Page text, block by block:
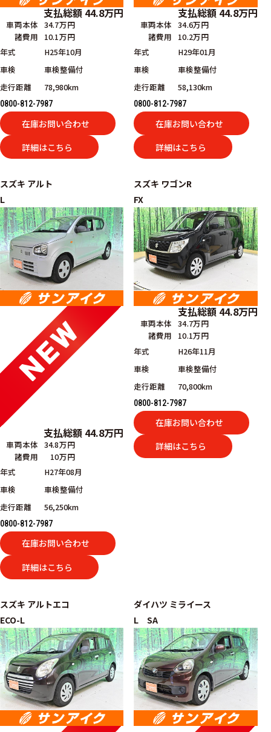
支払総額 44.8万円
車両本体 34.7万円
諸費用
10.1万円
年式
H25年10月
車検
車検整備付
走行距離
78,980km
0800-812-7987
在庫お問い合わせ
詳細はこちら
支払総額 44.8万円
車両本体 34.6万円
諸費用
10.2万円
年式
H29年01月
車検
車検整備付
走行距離
58,130km
0800-812-7987
在庫お問い合わせ
詳細はこちら
スズキ アルト
L
支払総額 44.8万円
車両本体 34.8万円
諸費用
10万円
年式
H27年08月
車検
車検整備付
走行距離
56,250km
0800-812-7987
在庫お問い合わせ
詳細はこちら
スズキ ワゴンR
FX
支払総額 44.8万円
車両本体 34.7万円
諸費用
10.1万円
年式
H26年11月
車検
車検整備付
走行距離
70,800km
0800-812-7987
在庫お問い合わせ
詳細はこちら
スズキ アルトエコ
ECO-L
ダイハツ ミライース
L SA